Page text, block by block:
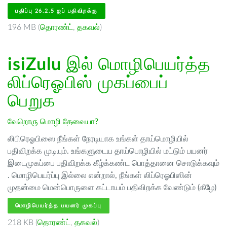
பதிப்பு 26.2.5 ஐப் பதிவிறக்கு
196 MB (தொரண்ட் , தகவல்)
isiZulu இல் மொழிபெயர்த்த
லிப்ரெஓபிஸ் முகப்பைப்
பெறுக
வேறொரு மொழி தேவையா?
லிபிரெஓபிஸை நீங்கள் நேரடியாக உங்கள் தாய்மொழியில்
பதிவிறக்க முடியும். உங்களுடைய தாய்பொழியில் மட்டும் பயனர்
இடைமுகப்பை பதிவிறக்க கீழ்க்கண்ட பொத்தானை சொடுக்கவும்
. மொழிபெயர்ப்பு இல்லை என்றால், நீங்கள் லிப்ரெஓபிஸின்
முதன்மை மென்பொருளை கட்டாயம் பதிவிறக்க வேண்டும் (கீழே)
மொழிபெயர்த்த பயனர் முகப்பு
218 KB (தொரண்ட் , தகவல்)